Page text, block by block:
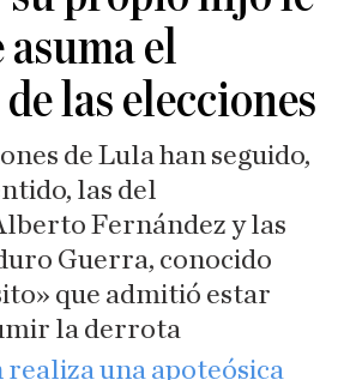
el
las elecciones
de Lula han seguido,
las del
Fernández y las
Guerra, conocido
que admitió estar
la derrota
realiza una apoteósica